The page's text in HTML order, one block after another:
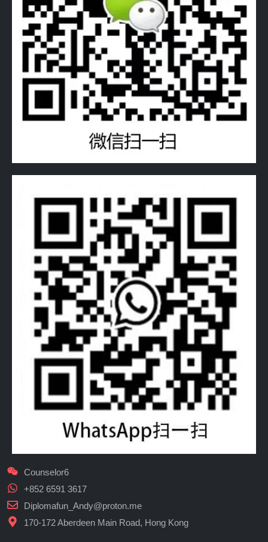
Counselor6
+852 6591 3617
Diplomafun_Andy@proton.me
170-172 Aberdeen Main Road, Hong Kong